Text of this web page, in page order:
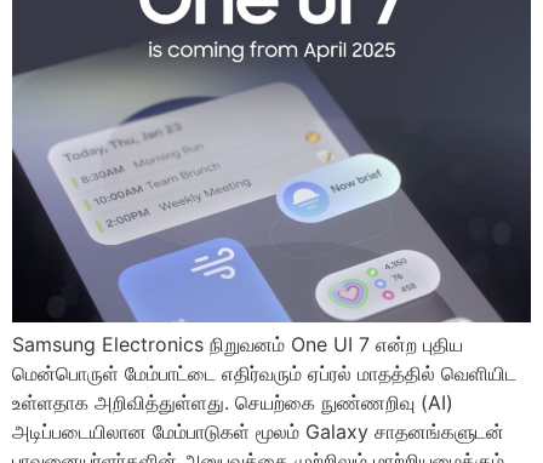
Samsung Electronics நிறுவனம் One UI 7 என்ற புதிய
மென்பொருள் மேம்பாட்டை எதிர்வரும் ஏப்ரல் மாதத்தில் வெளியிட
உள்ளதாக அறிவித்துள்ளது. செயற்கை நுண்ணறிவு (AI)
அடிப்படையிலான மேம்பாடுகள் மூலம் Galaxy சாதனங்களுடன்